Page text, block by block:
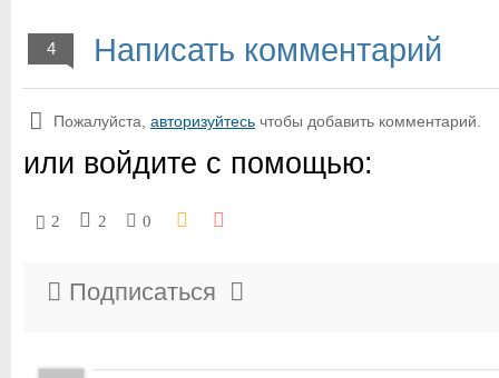
4 Написать комментарий
Пожалуйста, авторизуйтесь чтобы добавить комментарий.
или войдите с помощью:
2 2 0
Подписаться